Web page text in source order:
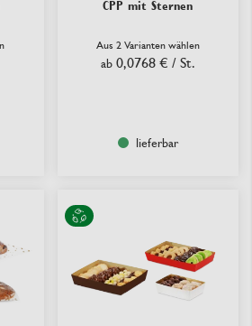
CPP mit Sternen
Aus 2 Varianten wählen
ab 0,0768 € / St.
lieferbar